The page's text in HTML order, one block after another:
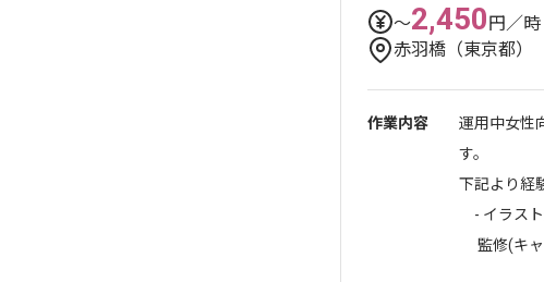
〜2,450円／時
赤羽橋（東京都）
作業内容
運用中女性
す。
下記より経
- イラスト
監修(キャ